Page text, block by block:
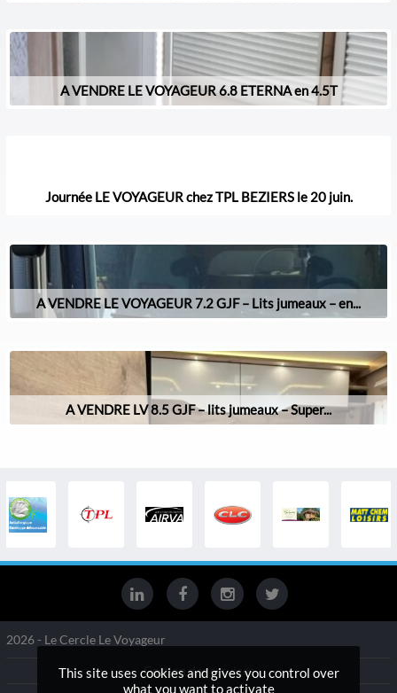
A VENDRE LE VOYAGEUR 6.8 ETERNA en 4.5T
Journée LE VOYAGEUR chez TPL BEZIERS le 20 juin.
A VENDRE LE VOYAGEUR 7.2 GJF – Lits jumeaux – en...
A VENDRE LV 8.5 GJF – lits jumeaux – Super...
2026 - Le Cercle Le Voyageur
Gestion des services
This site uses cookies and gives you control over
what you want to activate